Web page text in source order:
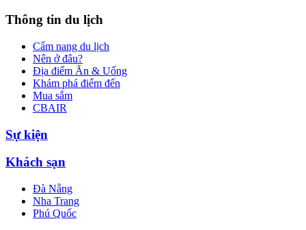
Thông tin du lịch
Cẩm nang du lịch
Nên ở đâu?
Địa điểm Ăn & Uống
Khám phá điểm đến
Mua sắm
CBAIR
Sự kiện
Khách sạn
Đà Nẵng
Nha Trang
Phú Quốc